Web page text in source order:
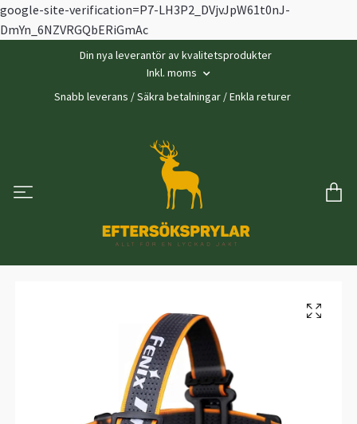
google-site-verification=P7-LH3P2_DVjvJpW61t0nJ-
DmYn_6NZVRGQbERiGmAc
Din nya leverantör av kvalitetsprodukter
Inkl. moms
Snabb leverans / Säkra betalningar / Enkla returer